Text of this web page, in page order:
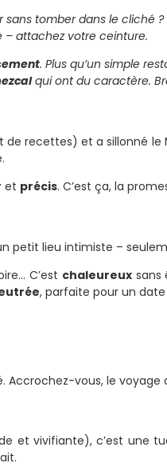
tomber dans le cliché
– attachez votre ceinture.
. Plus qu’un simple
qui ont du caractère.
recettes) et a sillonné
et précis. C’est ça, la
petit lieu intimiste –
C’est chaleureuxsans
, parfaite pour un
Accrochez-vous, le
et vivifiante), c’est une